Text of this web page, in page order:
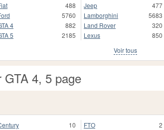
488
5760
4
882
5
2185
Jeep
477
Lamborghini
5683
Land Rover
320
Lexus
850
Voir tous
4, 5 page
10
FTO
2